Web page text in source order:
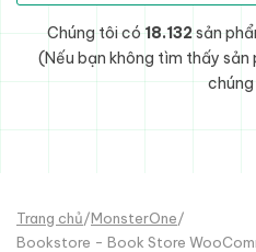
Chúng tôi có 18.132sản
(Nếu bạn không tìm thấy sản
Trang chủ/MonsterOne/
Bookstore - Book Store